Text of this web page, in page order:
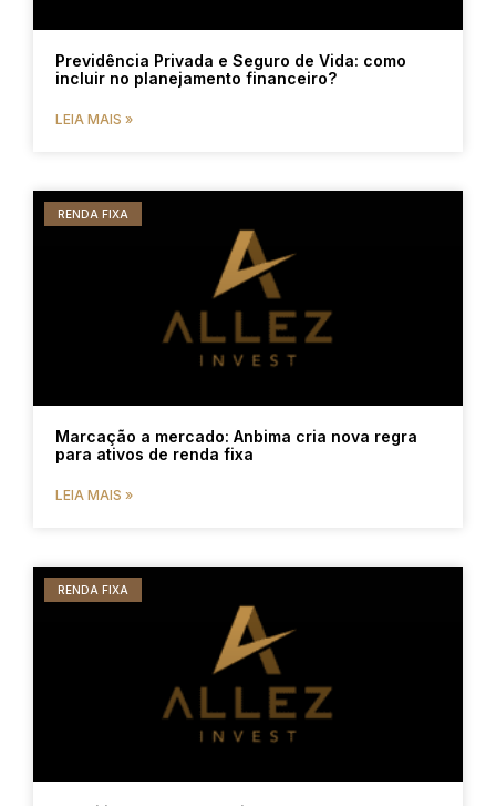
Previdência Privada e Seguro de Vida: como
incluir no planejamento financeiro?
LEIA MAIS »
RENDA FIXA
Marcação a mercado: Anbima cria nova regra
para ativos de renda fixa
LEIA MAIS »
RENDA FIXA